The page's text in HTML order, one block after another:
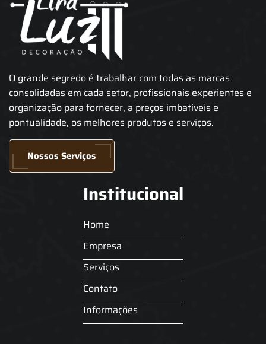
O grande segredo é trabalhar com todas as marcas
consolidadas em cada setor, profissionais experientes e
organização para fornecer, a preços imbatíveis e
pontualidade, os melhores produtos e serviços.
Nossos Serviços
Institucional
Home
Empresa
Serviços
Contato
Informações